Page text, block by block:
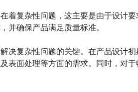
着复杂性问题，这主要是由于设计
并确保产品满足质量标准。
复杂性问题的关键。在产品设计初
表面处理等方面的需求。同时，对